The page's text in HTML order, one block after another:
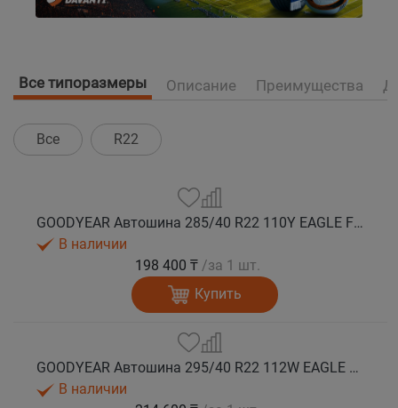
Все типоразмеры Описание Преимущества
Все R22
GOODYEAR Автошина 285/40 R22 110Y EAGLE F1 ASYMMETRIC SUV AT XL FP EV-Ready лето
В наличии
198 400 ₸ /за 1 шт.
Купить
GOODYEAR Автошина 295/40 R22 112W EAGLE F1 ASYMMETRIC SUV MO1 XL FP лето
В наличии